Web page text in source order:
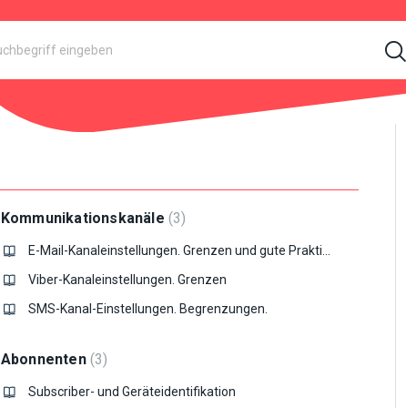
Kommunikationskanäle 3
Viber-Kanaleinstellungen. Grenzen
SMS-Kanal-Einstellungen. Begrenzungen.
Abonnenten 3
Subscriber- und Geräteidentifikation